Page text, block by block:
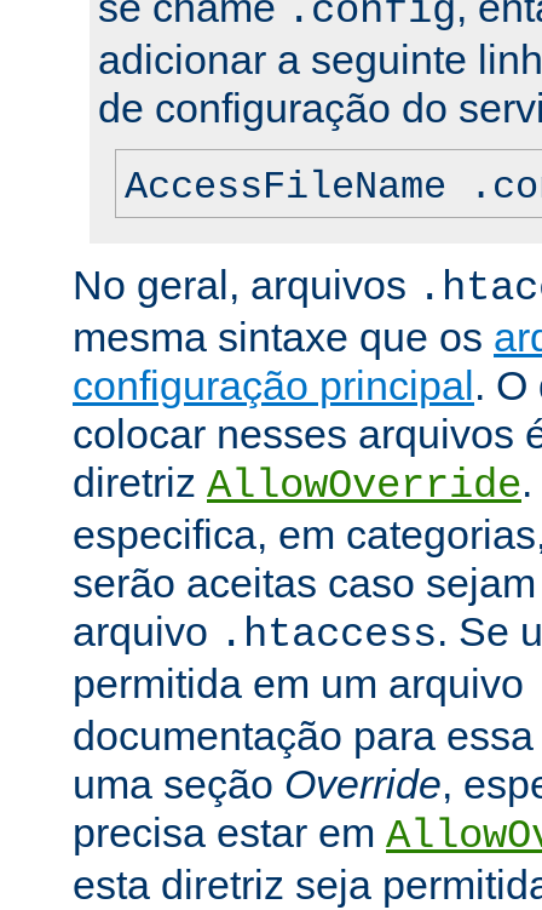
.config
adicionar a seguinte
de configuração do
AccessFileName
No geral, arquivos
mesma sintaxe que os
configuração principal. O
colocar nesses arquivos
diretriz AllowOverride
especifica, em
serão aceitas caso
arquivo .htaccess. Se
permitida em um arquivo
documentação para
uma seção Override,
precisa estar em
esta diretriz seja